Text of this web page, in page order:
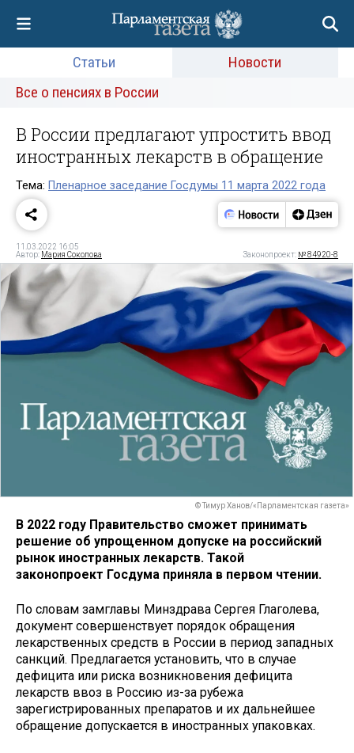
Статьи
Новости
Все о пенсиях в России
В России предлагают упростить ввод
иностранных лекарств в обращение
Тема: Пленарное заседание Госдумы 11 марта 2022 года
11.03.2022 16:05
Автор: Мария Соколова Законопроект: № 84920-8
© Тимур Ханов/«Парламентская газета»
В 2022 году Правительство сможет принимать
решение об упрощенном допуске на российский
рынок иностранных лекарств. Такой
законопроект Госдума приняла в первом чтении.
По словам замглавы Минздрава Сергея Глаголева,
документ совершенствует порядок обращения
лекарственных средств в России в период западных
санкций. Предлагается установить, что в случае
дефицита или риска возникновения дефицита
лекарств ввоз в Россию из-за рубежа
зарегистрированных препаратов и их дальнейшее
обращение допускается в иностранных упаковках.